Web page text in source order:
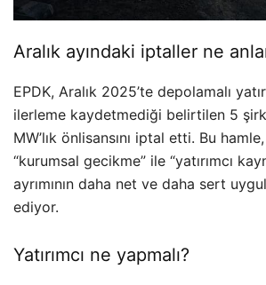
Aralık ayındaki iptaller ne
EPDK, Aralık 2025’te depolamalı
ilerleme kaydetmediği belirtilen 5
MW’lık önlisansını iptal etti. Bu
“kurumsal gecikme” ile “yatırımcı
ayrımının daha net ve daha sert
ediyor.
Yatırımcı ne yapmalı?